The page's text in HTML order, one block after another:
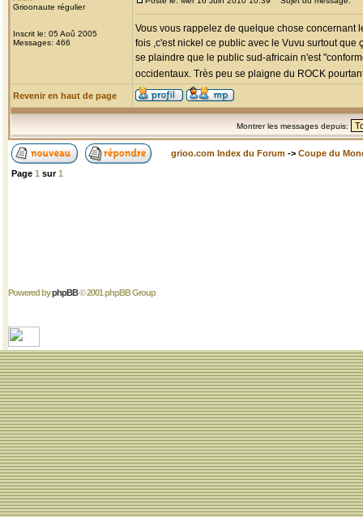
Grioonaute régulier
Inscrit le: 05 Aoû 2005
Messages: 466
Vous vous rappelez de quelque chose concernant
fois ,c'est nickel ce public avec le Vuvu surtout que
se plaindre que le public sud-africain n'est
occidentaux. Très peu se plaigne du ROCK
Revenir en haut de page
Montrer les messages depuis:
grioo.com Index du Forum -> Coupe du
Page 1 sur1
Powered byphpBB© 2001 phpBB Group